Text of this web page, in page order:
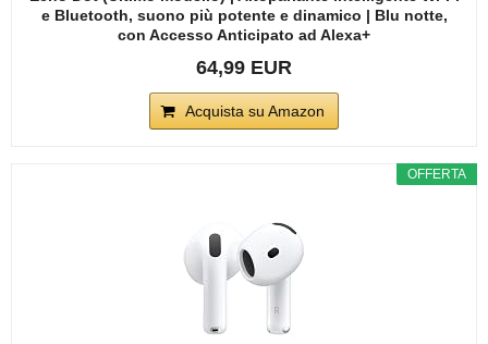
e Bluetooth, suono più potente e dinamico | Blu notte,
con Accesso Anticipato ad Alexa+
64,99 EUR
Acquista su Amazon
OFFERTA